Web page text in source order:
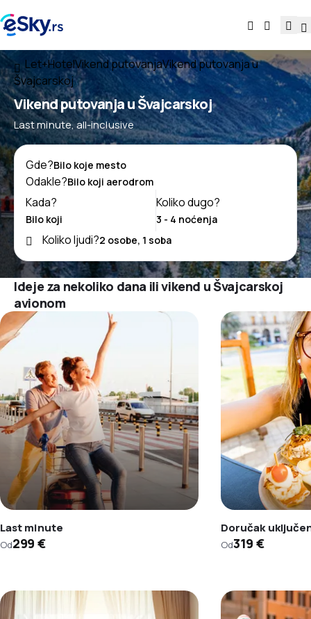
Let+HotelVikend putovanjaVikend putovanja u
Švajcarskoj
Vikend putovanja u Švajcarskoj
Last minute, all-inclusive
Gde?
Odakle?
Kada?
Koliko dugo?
Koliko ljudi?
Ideje za nekoliko dana ili vikend u Švajcarskoj
avionom
Last minute
Od299 €
Doručak
Od319 €